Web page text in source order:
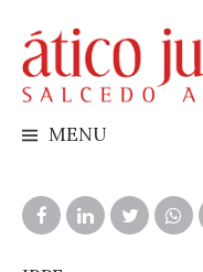
to
content
MENU